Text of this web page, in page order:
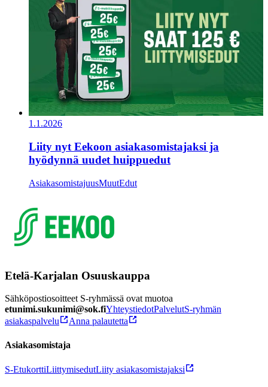
1.1.2026
Liity nyt Eekoon asiakasomistajaksi ja
hyödynnä uudet huippuedut
AsiakasomistajuusMuutEdut
Etelä-Karjalan Osuuskauppa
Sähköpostiosoitteet S-ryhmässä ovat muotoa
etunimi.sukunimi@sok.fiYhteystiedotPalvelutS-ryhmän
asiakaspalvelu
Anna palautetta
Asiakasomistaja
S-EtukorttiLiittymisedutLiity asiakasomistajaksi